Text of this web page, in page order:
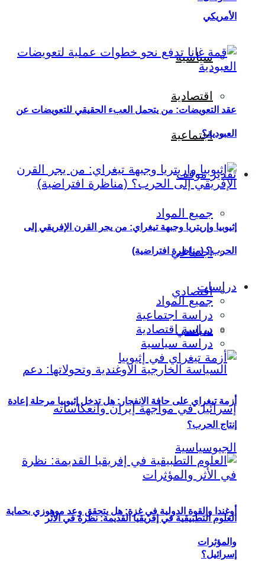
سياسية
اقتصادية
اجتماعية
تقدير موقف
جميع المواد
اجتماعي
اقتصادي
سياسي
أوغندا والقوة الدولية في غزة: هل يتحقق وعد موهوزي بحماية
إسرائيل؟
الأمريكي
عقد التعويضات: من يتحمل العبء الحقيقي للتعويضات عن
العبودية؟
إثيوبيا وإريتريا وجبهة تيغراي: من يجر القرن الإفريقي إلى
الحرب؟ (مناظرة افتراضية)
دراسات
جميع المواد
دراسة اجتماعية
دراسة اقتصادية
دراسة سياسية
أزمة تيغراي على حافة الانفجار: هل تدخل إثيوبيا مرحلة إعادة
إنتاج الحرب؟
العلوم التطبيقية في إفريقيا القديمة: نظرة في الأثر
والمؤثرات